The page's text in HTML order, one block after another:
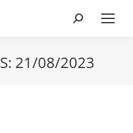
Search:
21/08/2023